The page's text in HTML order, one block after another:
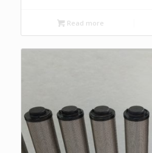
Read more